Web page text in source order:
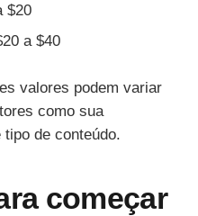
$20
a $40
valores podem variar
como sua
de conteúdo.
começar